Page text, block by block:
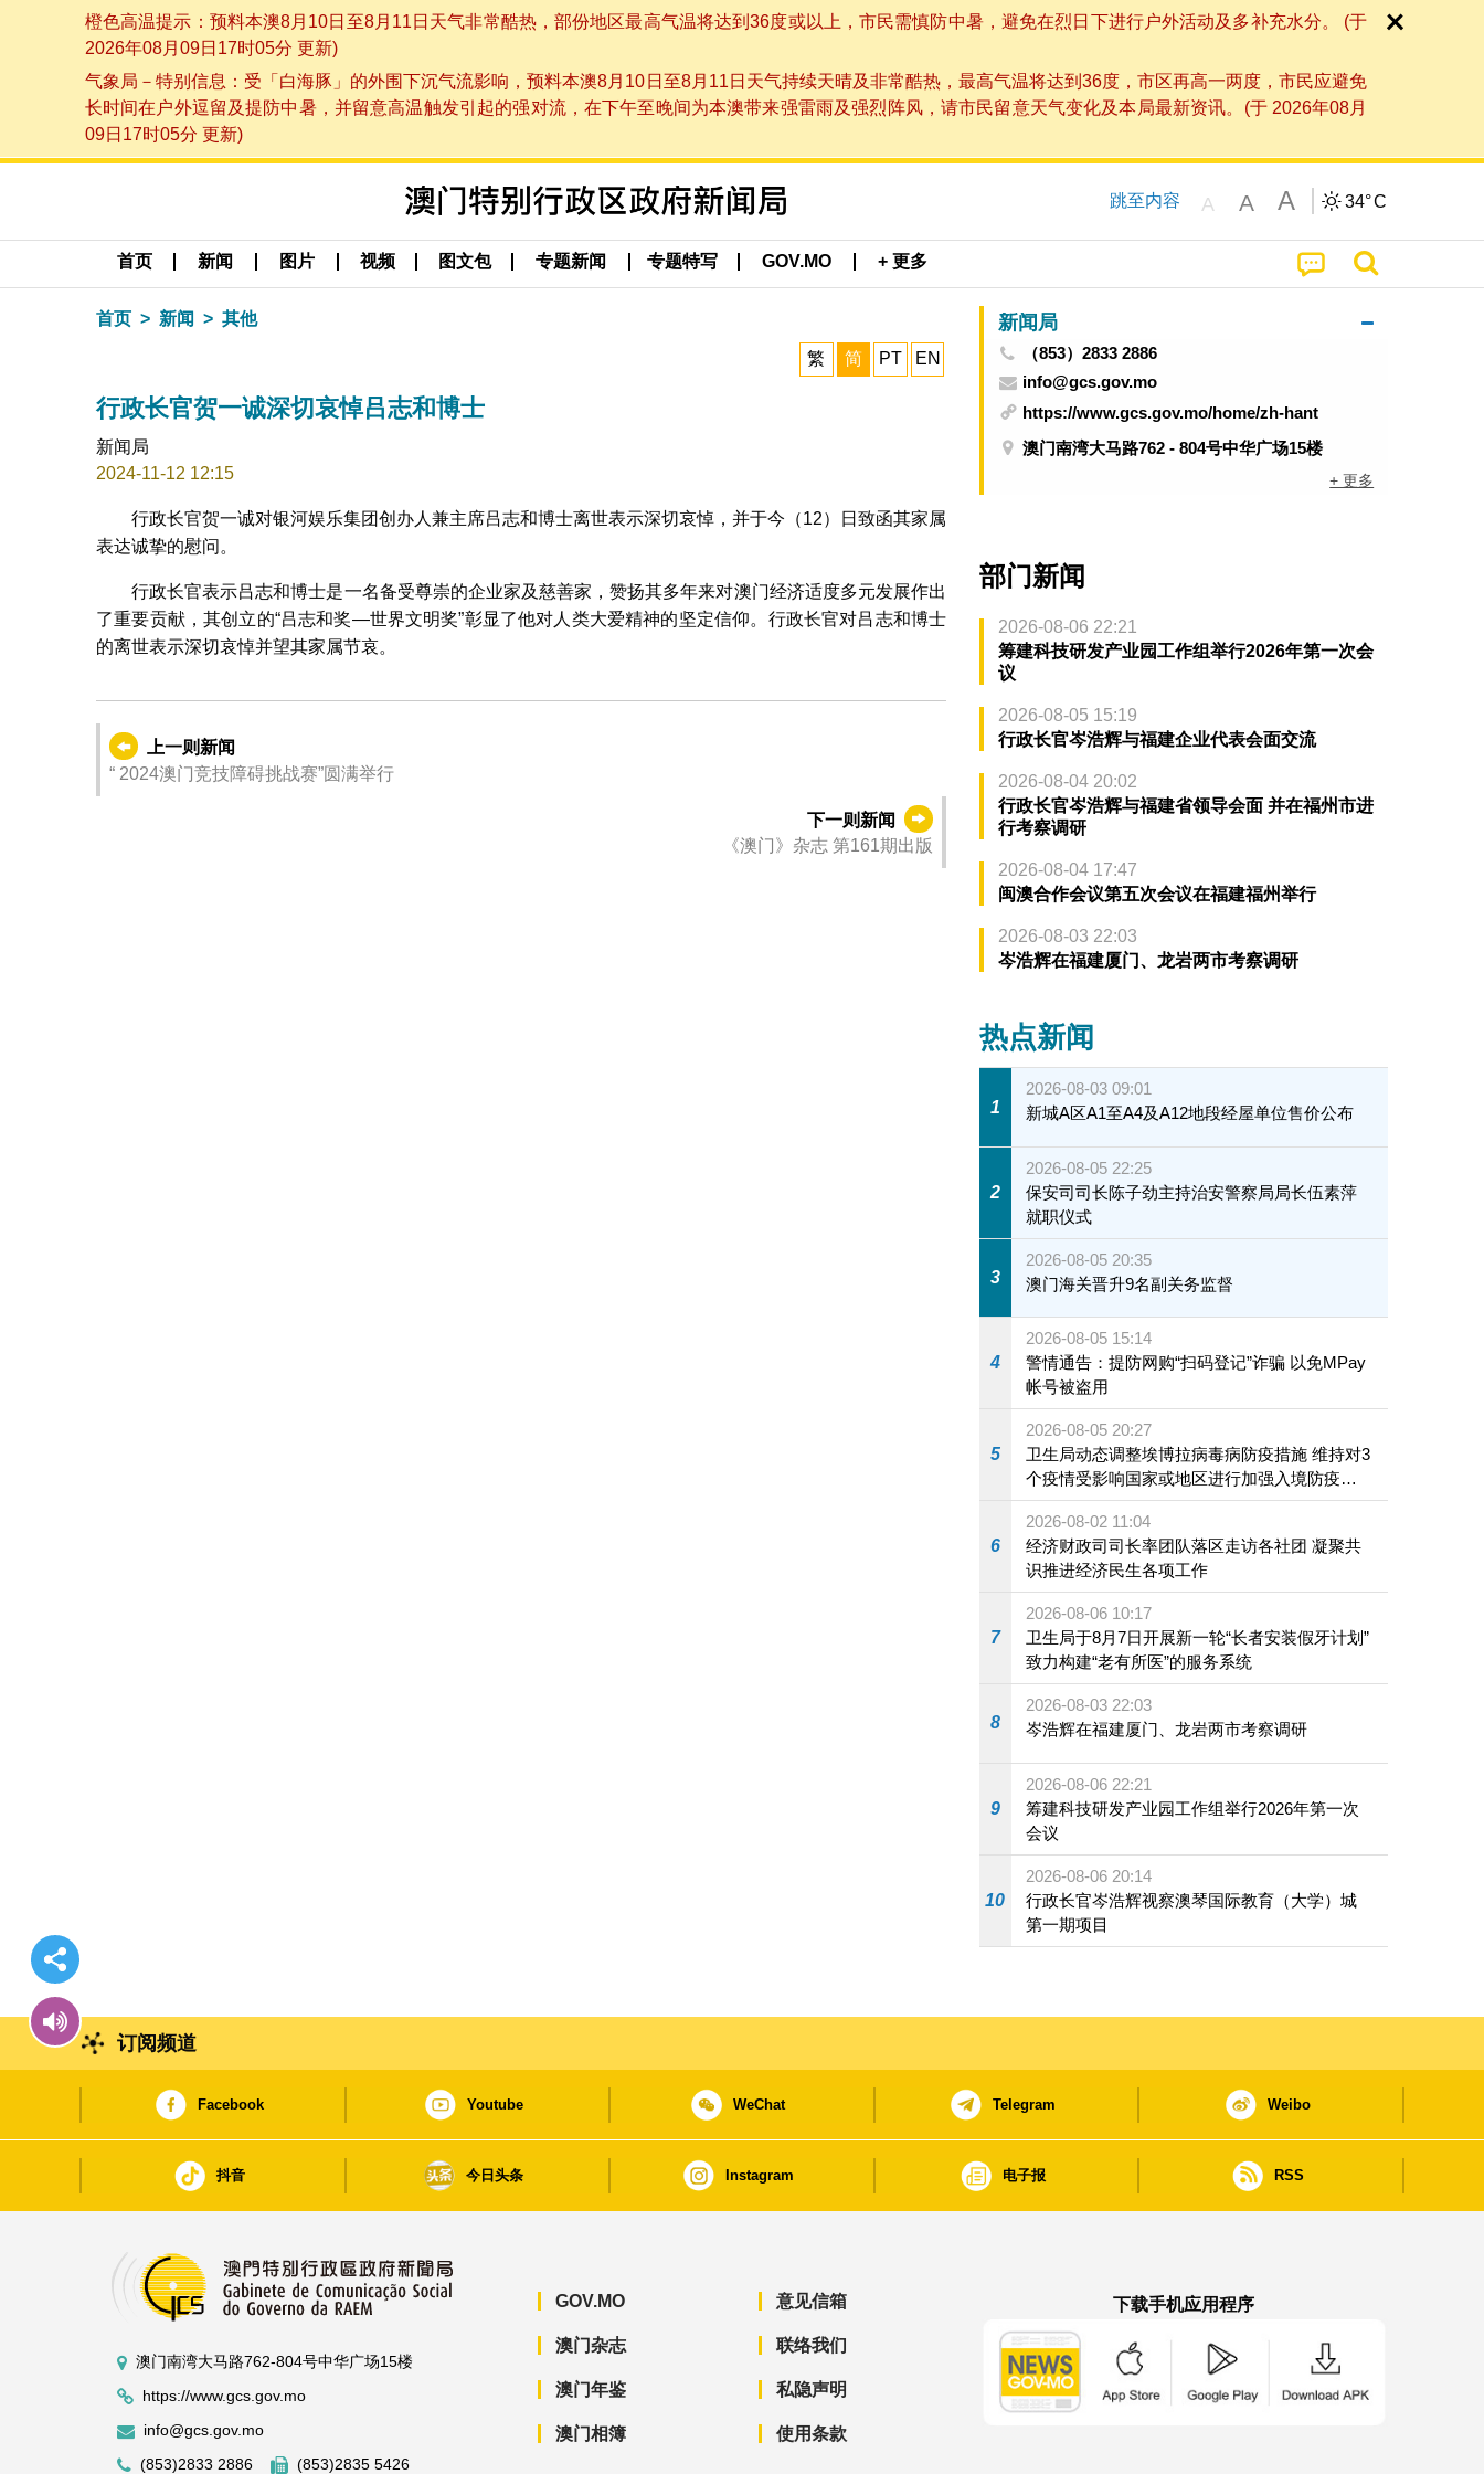
橙色高温提示：预料本澳8月10日至8月11日天气非常酷热，部份地区最高气温将达到36度或以上，市民需慎防中暑，避免在烈日下进行户外活动及多补充水分。 (于
2026年08月09日17时05分 更新)
气象局－特别信息：受「白海豚」的外围下沉气流影响，预料本澳8月10日至8月11日天气持续天晴及非常酷热，最高气温将达到36度，市区再高一两度，市民应避免
长时间在户外逗留及提防中暑，并留意高温触发引起的强对流，在下午至晚间为本澳带来强雷雨及强烈阵风，请市民留意天气变化及本局最新资讯。(于 2026年08月
09日17时05分 更新)
跳至内容 A A A 34°C
首页 新闻 图片 视频 图文包 专题新闻 专题特写 GOV.MO + 更多
首页 新闻 其他
繁 简 PT EN
行政长官贺一诚深切哀悼吕志和博士
新闻局
2024-11-12 12:15
行政长官贺一诚对银河娱乐集团创办人兼主席吕志和博士离世表示深切哀悼，并于今（12）日致函其家属
表达诚挚的慰问。
行政长官表示吕志和博士是一名备受尊崇的企业家及慈善家，赞扬其多年来对澳门经济适度多元发展作出
了重要贡献，其创立的“吕志和奖—世界文明奖”彰显了他对人类大爱精神的坚定信仰。行政长官对吕志和博士
的离世表示深切哀悼并望其家属节哀。
上一则新闻
“ 2024澳门竞技障碍挑战赛”圆满举行
下一则新闻
《澳门》杂志 第161期出版
新闻局
（853）2833 2886
info@gcs.gov.mo
https://www.gcs.gov.mo/home/zh-hant
澳门南湾大马路762 - 804号中华广场15楼
+ 更多
部门新闻
2026-08-06 22:21
筹建科技研发产业园工作组举行2026年第一次会
议
2026-08-05 15:19
行政长官岑浩辉与福建企业代表会面交流
2026-08-04 20:02
行政长官岑浩辉与福建省领导会面 并在福州市进
行考察调研
2026-08-04 17:47
闽澳合作会议第五次会议在福建福州举行
2026-08-03 22:03
岑浩辉在福建厦门、龙岩两市考察调研
热点新闻
1
2026-08-03 09:01
新城A区A1至A4及A12地段经屋单位售价公布
2
2026-08-05 22:25
保安司司长陈子劲主持治安警察局局长伍素萍
就职仪式
3
2026-08-05 20:35
澳门海关晋升9名副关务监督
4
2026-08-05 15:14
警情通告：提防网购“扫码登记”诈骗 以免MPay
帐号被盗用
5
2026-08-05 20:27
卫生局动态调整埃博拉病毒病防疫措施 维持对3
个疫情受影响国家或地区进行加强入境防疫措
施
6
2026-08-02 11:04
经济财政司司长率团队落区走访各社团 凝聚共
识推进经济民生各项工作
7
2026-08-06 10:17
卫生局于8月7日开展新一轮“长者安装假牙计划”
致力构建“老有所医”的服务系统
8
2026-08-03 22:03
岑浩辉在福建厦门、龙岩两市考察调研
9
2026-08-06 22:21
筹建科技研发产业园工作组举行2026年第一次
会议
10
2026-08-06 20:14
行政长官岑浩辉视察澳琴国际教育（大学）城
第一期项目
订阅频道
Facebook Youtube WeChat Telegram Weibo
抖音 今日头条 Instagram 电子报 RSS
澳门南湾大马路762-804号中华广场15楼
https://www.gcs.gov.mo
info@gcs.gov.mo
(853)2833 2886
(853)2835 5426
GOV.MO
澳门杂志
澳门年鉴
澳门相簿
意见信箱
联络我们
私隐声明
使用条款
下载手机应用程序